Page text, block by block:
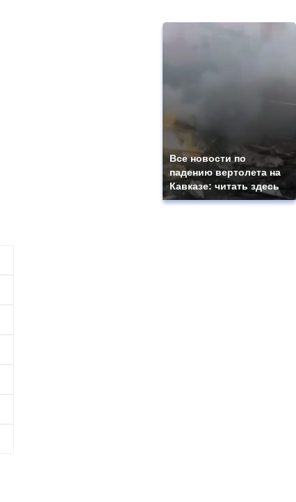
Все новости по
падению вертолета на
Кавказе: читать здесь